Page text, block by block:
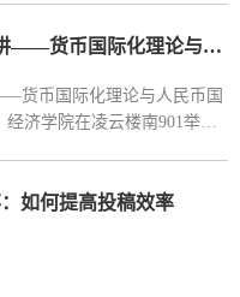
经济学理论前沿第2讲——货币国际化理论与人民币国际化“双循环”
货币国际化理论与人民币国
如何提高投稿效率